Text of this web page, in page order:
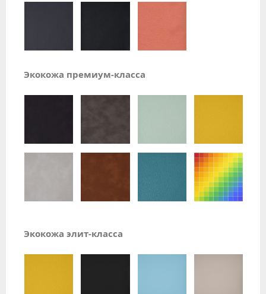
Экокожа премиум-класса
Экокожа элит-класса